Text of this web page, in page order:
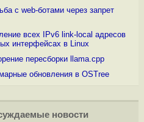
с web-ботами через запрет
всех IPv6 link-local адресов
интерфейсах в Linux
пересборки llama.cpp
обновления в OSTree
новости